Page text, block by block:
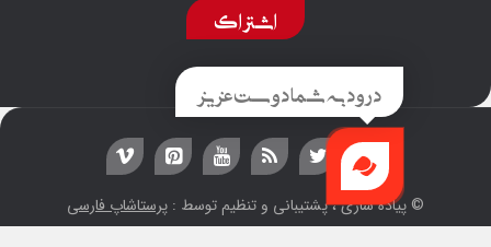
اشتراک
© پیاده سازی ، پشتیبانی و تنظیم توسط : پرستاشاپ فارسی
درود به شما دوست عزیز